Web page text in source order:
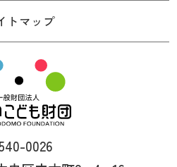
トマップ
0026